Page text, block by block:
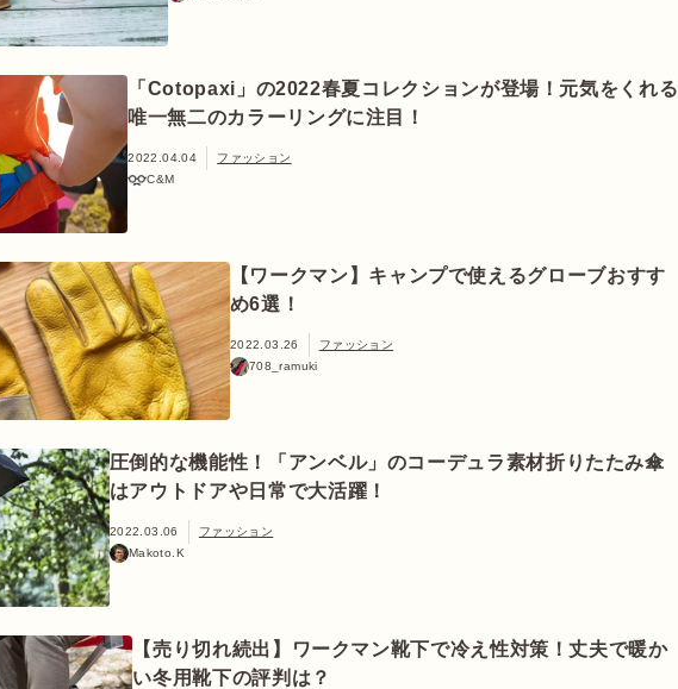
「Cotopaxi」の2022春夏コレクションが登場！元気をくれる
唯一無二のカラーリングに注目！
2022.04.04
ファッション
C&M
【ワークマン】キャンプで使えるグローブおすす
め6選！
2022.03.26
ファッション
708_ramuki
圧倒的な機能性！「アンベル」のコーデュラ素材折りたたみ傘
はアウトドアや日常で大活躍！
2022.03.06
ファッション
Makoto.K
【売り切れ続出】ワークマン靴下で冷え性対策！丈夫で暖か
い冬用靴下の評判は？